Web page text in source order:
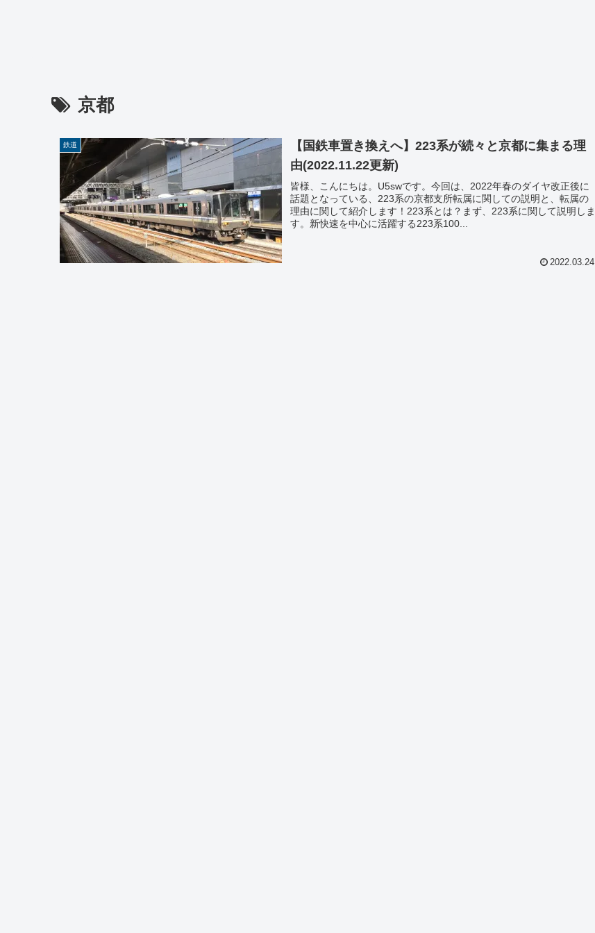
京都
鉄道
【国鉄車置き換えへ】223系が続々と京都に集まる理
由(2022.11.22更新)
皆様、こんにちは。U5swです。今回は、2022年春のダイヤ改正後に
話題となっている、223系の京都支所転属に関しての説明と、転属の
理由に関して紹介します！223系とは？まず、223系に関して説明しま
す。新快速を中心に活躍する223系100...
2022.03.24